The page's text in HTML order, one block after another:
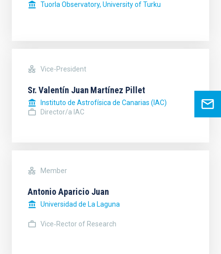
Tuorla Observatory, University of Turku
Vice-President
Sr.Valentín Juan Martínez Pillet
Instituto de Astrofísica de Canarias (IAC)
Director/a IAC
Member
Antonio Aparicio Juan
Universidad de La Laguna
Vice‐Rector of Research